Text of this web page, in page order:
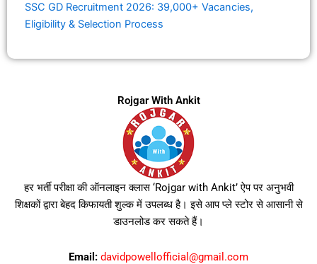
SSC GD Recruitment 2026: 39,000+ Vacancies,
Eligibility & Selection Process
Rojgar With Ankit
हर भर्ती परीक्षा की ऑनलाइन क्लास ‘Rojgar with Ankit’ ऐप पर अनुभवी
शिक्षकों द्वारा बेहद किफायती शुल्क में उपलब्ध है। इसे आप प्ले स्टोर से आसानी से
डाउनलोड कर सकते हैं।
Email: davidpowellofficial@gmail.com